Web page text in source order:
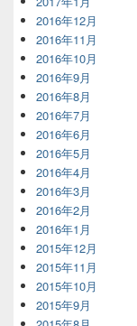
2016年12月
2016年11月
2016年10月
2016年9月
2016年8月
2016年7月
2016年6月
2016年5月
2016年4月
2016年3月
2016年2月
2016年1月
2015年12月
2015年11月
2015年10月
2015年9月